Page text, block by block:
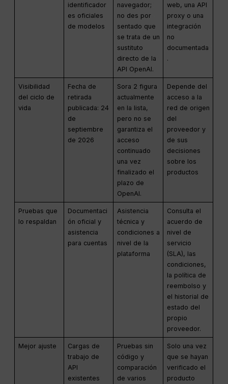
identificador
es oficiales
de modelos
navegador;
no des por
sentado que
se trata de un
sustituto
directo de la
API OpenAI.
web, una API
proxy o una
integración
no
documentada
.
Visibilidad
del ciclo de
vida
Fecha de
retirada
publicada: 24
de
septiembre
de 2026
Sora 2 figura
actualmente
en la lista,
pero no se
garantiza el
acceso
continuado
una vez
finalizado el
plazo de
OpenAI.
Depende del
acceso a la
red de origen
del
proveedor y
de sus
decisiones
sobre los
productos
Pruebas que
lo respaldan
Documentaci
ón oficial y
asistencia
para cuentas
Asistencia
técnica y
condiciones a
nivel de la
plataforma
Consulta el
acuerdo de
nivel de
servicio
(SLA), las
condiciones,
la política de
reembolso y
el historial de
estado del
propio
proveedor.
Mejor ajuste
Cargas de
trabajo de
API
existentes
Pruebas sin
código y
comparación
de varios
Solo una vez
que se hayan
verificado el
producto